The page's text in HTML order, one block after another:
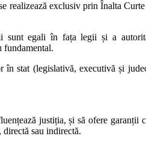
realizează exclusiv prin Înalta
sunt egali în fața legii și a
fundamental.
stat (legislativă, executivă și
justiția, și să ofere garanții
sau indirectă.